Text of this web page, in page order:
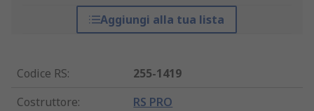
Aggiungi alla tua lista
Codice RS:
255-1419
Costruttore: RS PRO